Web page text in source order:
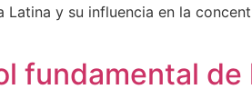
y su influencia en la
fundamental